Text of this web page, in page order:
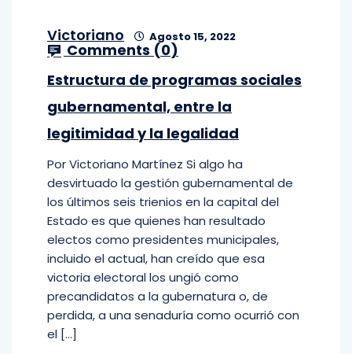
Victoriano Agosto 15, 2022
Comments (0)
Estructura de programas sociales
gubernamental, entre la
legitimidad y la legalidad
Por Victoriano Martínez Si algo ha
desvirtuado la gestión gubernamental de
los últimos seis trienios en la capital del
Estado es que quienes han resultado
electos como presidentes municipales,
incluido el actual, han creído que esa
victoria electoral los ungió como
precandidatos a la gubernatura o, de
perdida, a una senaduría como ocurrió con
el […]